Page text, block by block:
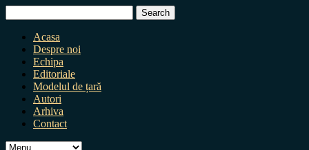
for:
Acasa
Despre noi
Echipa
Editoriale
Modelul de țară
Autori
Arhiva
Contact